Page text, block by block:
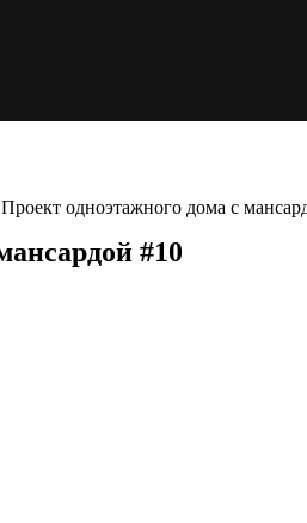
Проект одноэтажного дома с
#10